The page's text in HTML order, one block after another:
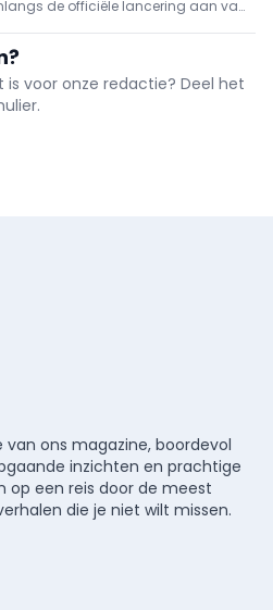
de officiële lancering aan van
voor
is voor onze redactie? Deel het
ons magazine, boordevol
inzichten en prachtige
op een reis door de meest
die je niet wilt missen.